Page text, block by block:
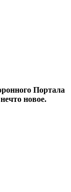
Портала
новое.